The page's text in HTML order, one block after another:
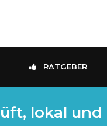
RATGEBER
lokal und